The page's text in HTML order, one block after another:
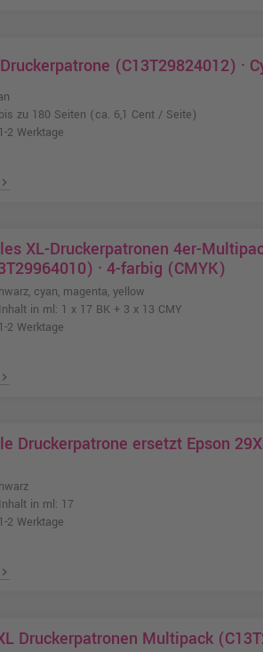
(C13T29824012) ·
bis zu 180 Seiten (ca. 6,1 Cent / Seite)
1-2 Werktage
chevron_right
XL-Druckerpatronen 4er-
· 4-farbig (CMYK)
cyan, magenta, yellow
Inhalt in ml: 1 x 17 BK + 3 x 13 CMY
1-2 Werktage
chevron_right
Druckerpatrone ersetzt Epson
Inhalt in ml: 17
1-2 Werktage
chevron_right
Druckerpatronen Multipack